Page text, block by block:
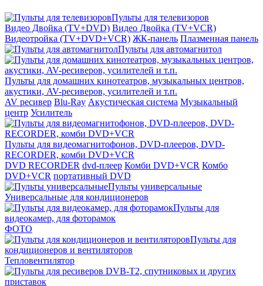
Пульты для телевизоров
Видео Двойка (TV+DVD) Видео Двойка (TV+VCR)
Видеотройка (TV+DVD+VCR) ЖК-панель Плазменная панель
Пульты для автомагнитол
Пульты для домашних кинотеатров, музыкальных центров,
акустики, AV-ресиверов, усилителей и т.п.
AV ресивер Blu-Ray Акустическая система Музыкальный
центр Усилитель
Пульты для видеомагнитофонов, DVD-плееров, DVD-
RECORDER, комби DVD+VCR
DVD RECORDER dvd-плеер Комби DVD+VCR Комбо
DVD+VCR портативный DVD
Пульты универсальные
Универсальные для кондиционеров
Пульты для
видеокамер, для фоторамок
ФОТО
Пульты для
кондиционеров и вентиляторов
Тепловентилятор